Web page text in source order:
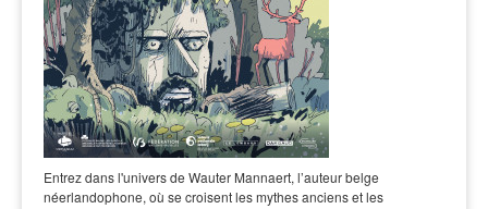
Entrez dans l'univers de Wauter Mannaert, l’auteur belge
néerlandophone, où se croisent les mythes anciens et les